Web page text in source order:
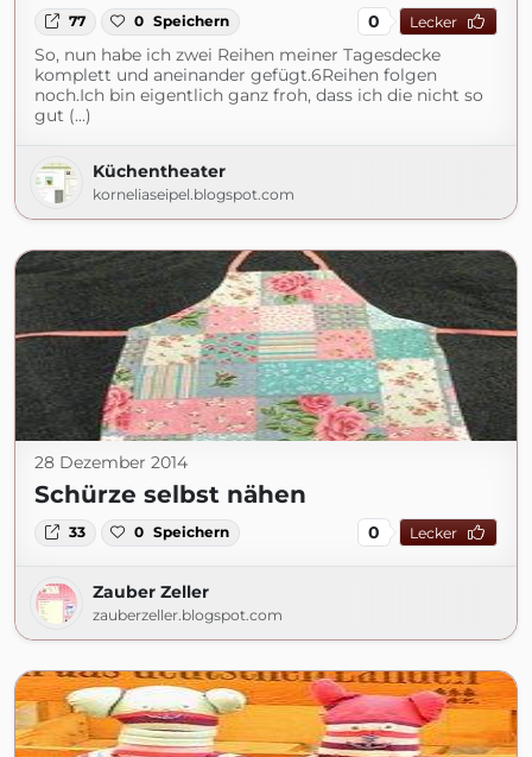
77 0 Speichern 0 Lecker
So, nun habe ich zwei Reihen meiner Tagesdecke
komplett und aneinander gefügt.6Reihen folgen
noch.Ich bin eigentlich ganz froh, dass ich die nicht so
gut (...)
Küchentheater
korneliaseipel.blogspot.com
28 Dezember 2014
Schürze selbst nähen
33 0 Speichern 0 Lecker
Zauber Zeller
zauberzeller.blogspot.com